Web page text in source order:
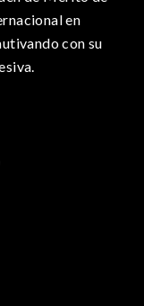
en
con su